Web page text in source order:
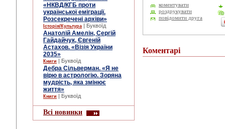
«НКВД/КГБ проти
української еміграції.
Розсекречені архіви»
Історія/Культура | Буквоїд
Анатолій Амелін, Сергій
Гайдайчук, Євгеній
Астахов. «Візія України
2035»
Книги | Буквоїд
Дебра Сільверман. «Я не
вірю в астрологію. Зоряна
мудрість, яка змінює
життя»
Книги | Буквоїд
Всі новинки
коментувати
роздрукувати
повідомити друга
Коментарі